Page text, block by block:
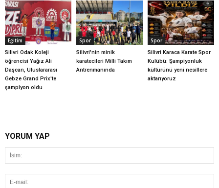
Eğitim
Silivri Odak Koleji
öğrencisi Yağız Ali
Daşcan, Uluslararası
Gebze Grand Prix'te
şampiyon oldu
Spor
Silivri'nin minik
karatecileri Milli Takım
Antrenmanında
Spor
Silivri Karaca Karate Spor
Kulübü: Şampiyonluk
kültürünü yeni nesillere
aktarıyoruz
YORUM YAP